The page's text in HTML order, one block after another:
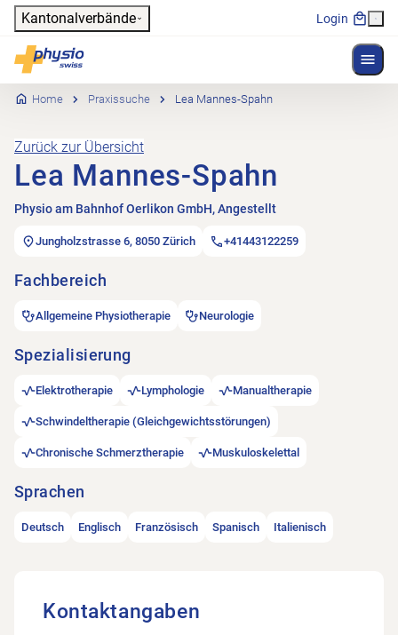
Header
Kantonalverbände Login
Physioswiss
Hauptnavigation
Home Praxissuche Lea Mannes-Spahn
Zurück zur Übersicht
Lea Mannes-Spahn
Physio am Bahnhof Oerlikon GmbH, Angestellt
Jungholzstrasse 6, 8050 Zürich +41443122259
Fachbereich
Allgemeine Physiotherapie Neurologie
Spezialisierung
Elektrotherapie Lymphologie Manualtherapie
Schwindeltherapie (Gleichgewichtsstörungen)
Chronische Schmerztherapie Muskuloskelettal
Sprachen
Deutsch Englisch Französisch Spanisch Italienisch
Kontaktangaben